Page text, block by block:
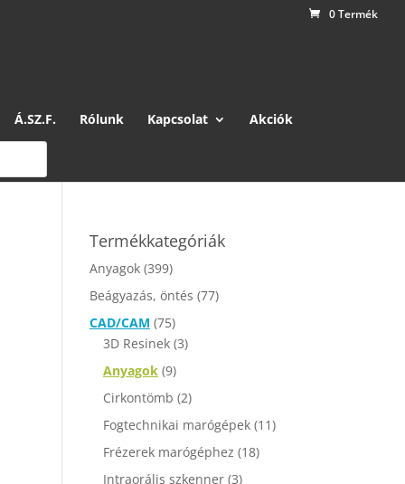
0 Termék
Á.SZ.F. Rólunk Kapcsolat Akciók
Termékkategóriák
Anyagok (399)
Beágyazás, öntés (77)
CAD/CAM (75)
3D Resinek (3)
Anyagok (9)
Cirkontömb (2)
Fogtechnikai marógépek (11)
Frézerek marógéphez (18)
Intraorális szkenner (3)